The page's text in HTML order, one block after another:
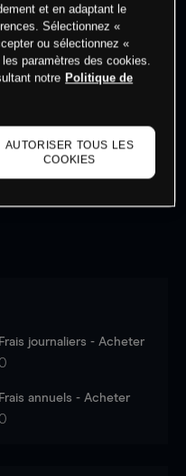
Log into see latest
Frais journaliers - Acheter
0
Frais annuels - Acheter
0
et en adaptant le
Sélectionnez «
ou sélectionnez «
paramètres des cookies.
notre Politique de
AUTORISER TOUS LES
COOKIES